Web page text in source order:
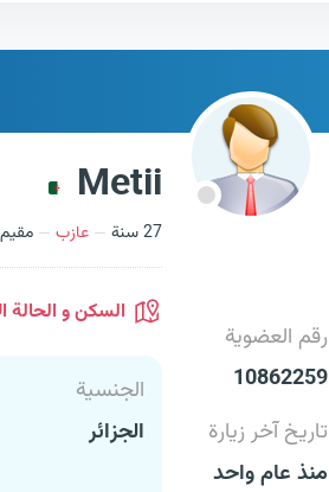
Metii
27 سنة عازب
رقم العضوية
10862259
تاريخ آخر زيارة
منذ عام واحد
السكن و الحالة
الجنسية
الجزائر